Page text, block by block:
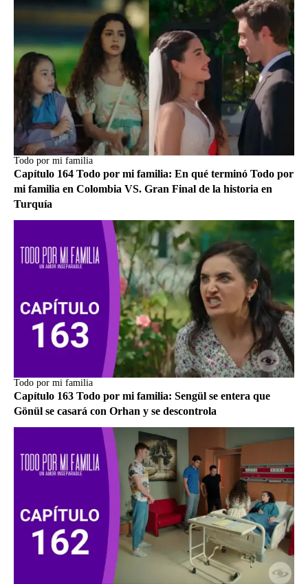
Todo por mi familia
Capítulo 164 Todo por mi familia: En qué terminó Todo por
mi familia en Colombia VS. Gran Final de la historia en
Turquía
Todo por mi familia
Capítulo 163 Todo por mi familia: Sengül se entera que
Gönül se casará con Orhan y se descontrola